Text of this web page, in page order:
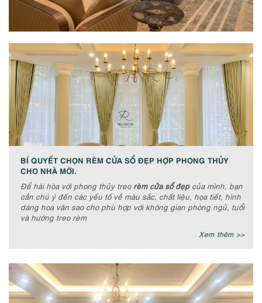
BÍ QUYẾT CHỌN RÈM CỬA SỔ ĐẸP HỢP PHONG THỦY
CHO NHÀ MỚI.
Để hài hòa với phong thủy treo rèm cửa sổ đẹpcủa mình, bạn
cần chú ý đến các yếu tố về màu sắc, chất liệu, họa tiết, hình
dáng hoa văn sao cho phù hợp với không gian phòng ngủ, tuổi
và hướng treo rèm
Xem thêm >>